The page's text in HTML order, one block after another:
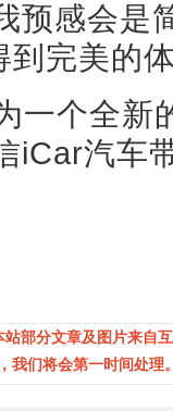
预感会是
到完美的
一个全新
iCar汽车
部分文章及图片来自
我们将会第一时间处